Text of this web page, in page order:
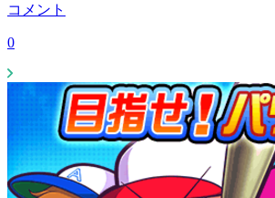
コメント
0